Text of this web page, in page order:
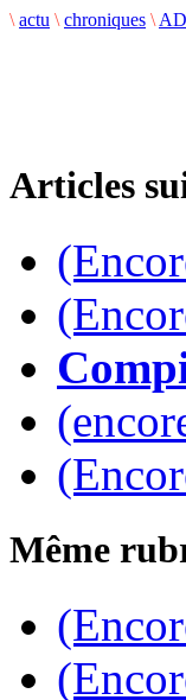
\ actu \ chroniques \
Articles
Même